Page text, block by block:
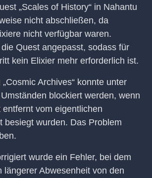
„Scales of History“ in Nahantu
nicht abschließen, da
nicht verfügbar waren.
Quest angepasst, sodass für
kein Elixier mehr erforderlich ist.
Archives“ konnte unter
blockiert werden, wenn
entfernt vom eigentlichen
besiegt wurden. Das Problem
wurde ein Fehler, bei dem
längerer Abwesenheit von den